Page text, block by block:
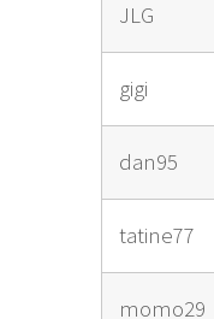
JLG
gigi
dan95
tatine77
momo29